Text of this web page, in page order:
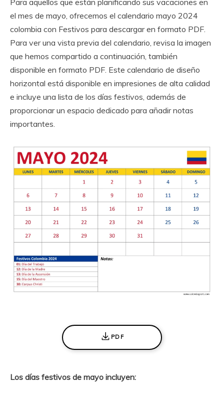
el mes de mayo, ofrecemos el calendario mayo 2024
colombia con Festivos para descargar en formato PDF.
Para ver una vista previa del calendario, revisa la imagen
que hemos compartido a continuación, también
disponible en formato PDF. Este calendario de diseño
horizontal está disponible en impresiones de alta calidad
e incluye una lista de los días festivos, además de
proporcionar un espacio dedicado para añadir notas
importantes.
PDF
Los días festivos de mayo incluyen: